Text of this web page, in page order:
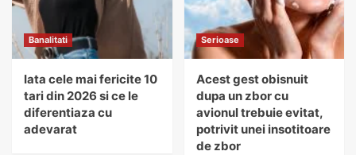
Banalitati
Iata cele mai fericite 10
tari din 2026 si ce le
diferentiaza cu
adevarat
Serioase
Acest gest obisnuit
dupa un zbor cu
avionul trebuie evitat,
potrivit unei insotitoare
de zbor